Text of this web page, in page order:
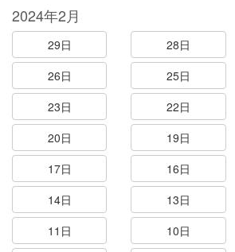
2024年2月
29日 28日
26日
25日
23日
22日
20日
19日
17日
16日
14日
13日
11日
10日